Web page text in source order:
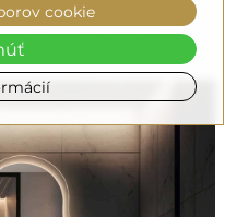
kúpeľňu a dodať jej
a zrkadiel.
cookie